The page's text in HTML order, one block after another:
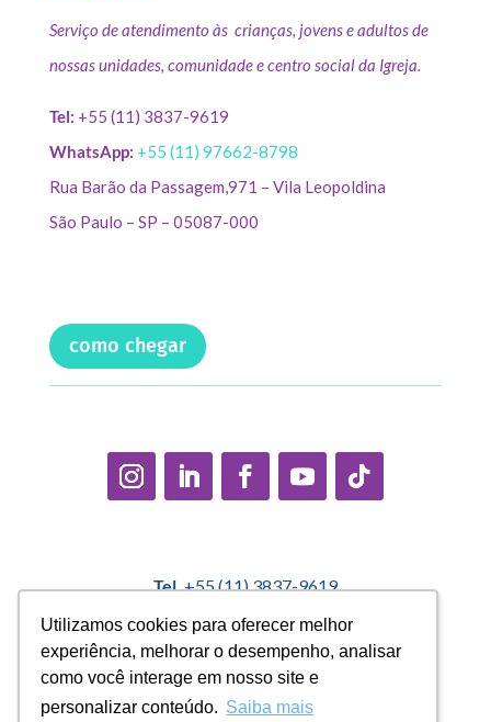
Utilizamos cookies para oferecer melhor
experiência, melhorar o desempenho, analisar
como você interage em nosso site e
personalizar conteúdo. Saiba mais
Utilizamos cookies para oferecer melhor
experiência, melhorar o desempenho, analisar
como você interage em nosso site e
personalizar conteúdo. Saiba mais
Serviço de atendimento às crianças, jovens e adultos de
nossas unidades, comunidade e centro social da Igreja.
Tel: +55 (11) 3837-9619
WhatsApp: +55 (11) 97662-8798
Rua Barão da Passagem,971 – Vila Leopoldina
São Paulo – SP – 05087-000
como chegar
Tel.+55 (11) 3837-9619
Política Interna de Proteção de Dados |Encarregado de
Dados: Marcelo Correa |
denuncias@casadopequenocidadao.org.br